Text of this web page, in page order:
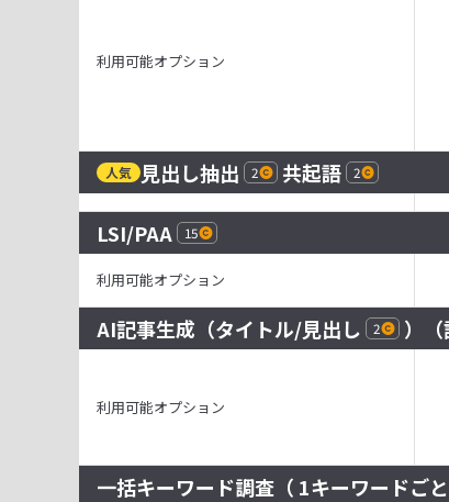
利用可能オプション
人気 見出し抽出 2 共起語 2
LSI/PAA 15
利用可能オプション
AI記事生成（タイトル/見出し 2 ）（
利用可能オプション
一括キーワード調査 （ 1キーワードごと